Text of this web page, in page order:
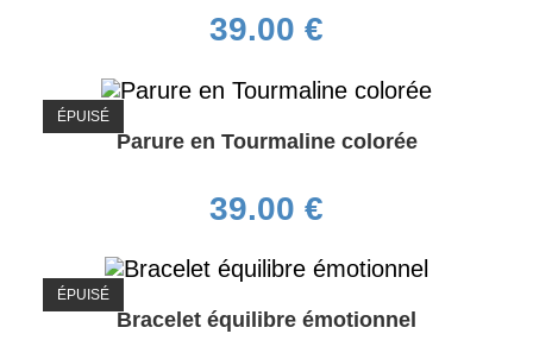
39.00 €
ÉPUISÉ
Parure en Tourmaline colorée
39.00 €
ÉPUISÉ
Bracelet équilibre émotionnel